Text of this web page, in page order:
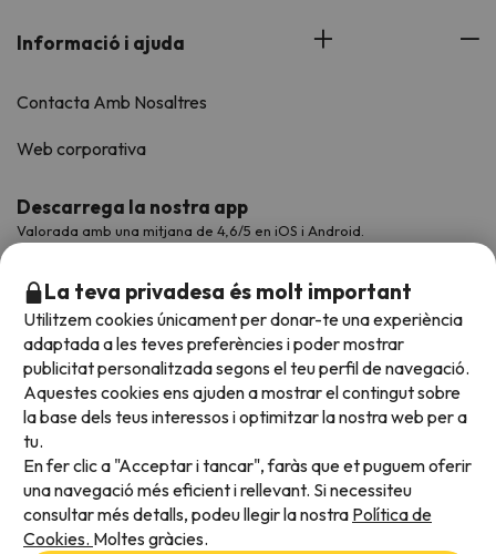
Informació i ajuda
Contacta Amb Nosaltres
Web corporativa
Descarrega la nostra app
Valorada amb una mitjana de 4,6/5 en iOS i Android.
Acceptem
La teva privadesa és molt important
Utilitzem cookies únicament per donar-te una experiència
adaptada a les teves preferències i poder mostrar
publicitat personalitzada segons el teu perfil de navegació.
Aquestes cookies ens ajuden a mostrar el contingut sobre
la base dels teus interessos i optimitzar la nostra web per a
tu.
En fer clic a "Acceptar i tancar", faràs que et puguem oferir
una navegació més eficient i rellevant. Si necessiteu
consultar més detalls, podeu llegir la nostra Política de
Cookies. Moltes gràcies.